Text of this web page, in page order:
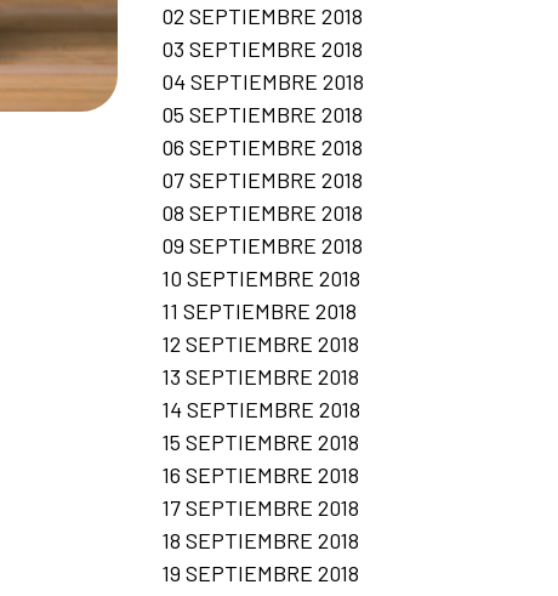
02 SEPTIEMBRE 2018
03 SEPTIEMBRE 2018
04 SEPTIEMBRE 2018
05 SEPTIEMBRE 2018
06 SEPTIEMBRE 2018
07 SEPTIEMBRE 2018
08 SEPTIEMBRE 2018
09 SEPTIEMBRE 2018
10 SEPTIEMBRE 2018
11 SEPTIEMBRE 2018
12 SEPTIEMBRE 2018
13 SEPTIEMBRE 2018
14 SEPTIEMBRE 2018
15 SEPTIEMBRE 2018
16 SEPTIEMBRE 2018
17 SEPTIEMBRE 2018
18 SEPTIEMBRE 2018
19 SEPTIEMBRE 2018